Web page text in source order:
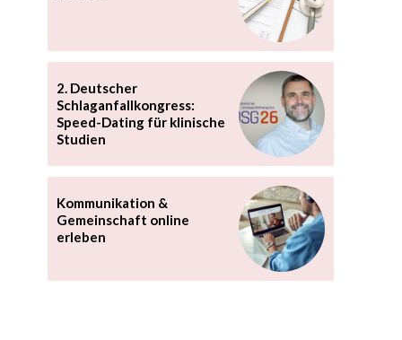
2. Deutscher
Schlaganfallkongress:
Speed-Dating für klinische
Studien
Kommunikation &
Gemeinschaft online
erleben